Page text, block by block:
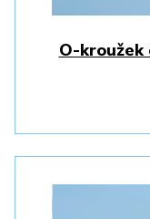
O-